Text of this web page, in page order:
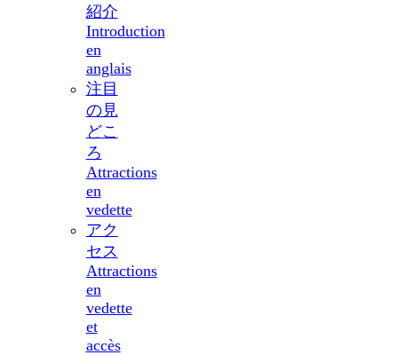
紹介
Introduction
en
anglais
注目
の見
どこ
ろ
Attractions
en
vedette
アク
セス
Attractions
en
vedette
et
accès